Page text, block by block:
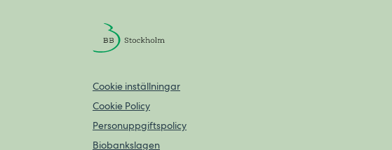
Cookie inställningar
Cookie Policy
Personuppgiftspolicy
Biobankslagen